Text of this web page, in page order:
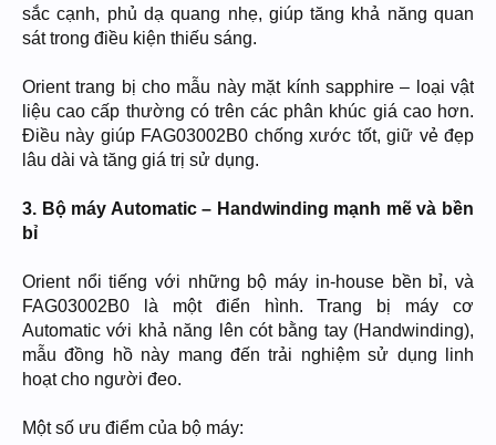
sắc cạnh, phủ dạ quang nhẹ, giúp tăng khả năng quan
sát trong điều kiện thiếu sáng.
Orient trang bị cho mẫu này mặt kính sapphire – loại vật
liệu cao cấp thường có trên các phân khúc giá cao hơn.
Điều này giúp FAG03002B0 chống xước tốt, giữ vẻ đẹp
lâu dài và tăng giá trị sử dụng.
3. Bộ máy Automatic – Handwinding mạnh mẽ và bền
bỉ
Orient nổi tiếng với những bộ máy in-house bền bỉ, và
FAG03002B0 là một điển hình. Trang bị máy cơ
Automatic với khả năng lên cót bằng tay (Handwinding),
mẫu đồng hồ này mang đến trải nghiệm sử dụng linh
hoạt cho người đeo.
Một số ưu điểm của bộ máy: